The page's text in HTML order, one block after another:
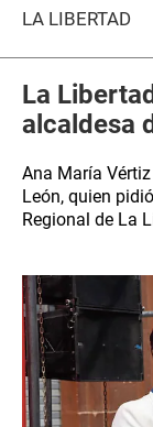
LA LIBERTAD
La
alcaldesa
Ana María
León, quien
Regional de La